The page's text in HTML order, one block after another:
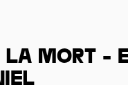
la mort -